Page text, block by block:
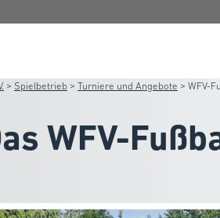
> Spielbetrieb > Turniere und Angebote > WFV-
WFV-